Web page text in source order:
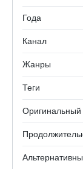
Года
Канал
Жанры
Теги
Оригинальный